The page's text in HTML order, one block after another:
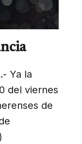
Ya la
del viernes
de